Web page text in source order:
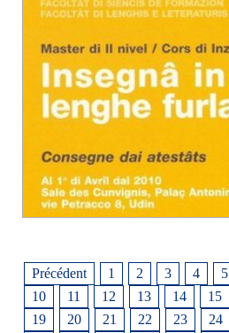
Précédent 1 2 3 4 5
10
11 12 13 14 15
19
20 21 22 23 24